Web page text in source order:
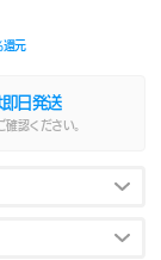
還元
日発送
確認ください。